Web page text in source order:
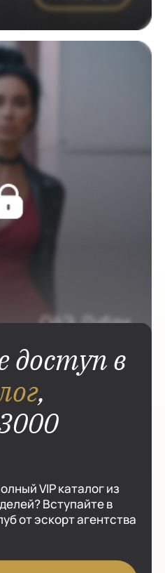
доступ в
,
VIP каталог из
Вступайте в
от эскорт агентства